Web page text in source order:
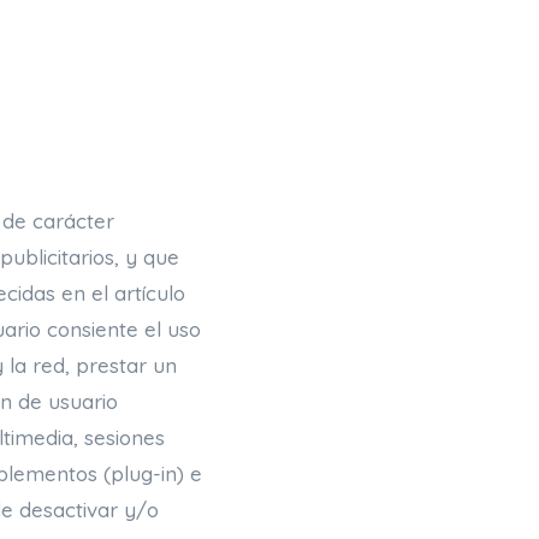
carácter
y que
en el artículo
consiente el uso
la red, prestar un
de usuario
sesiones
(plug-in) e
desactivar y/o